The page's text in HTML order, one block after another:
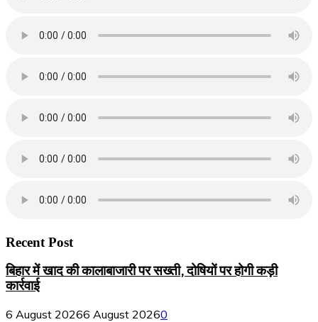
Recent Post
बिहार में खाद की कालाबाजारी पर सख्ती, दोषियों पर होगी कड़ी
कार्रवाई
6 August 20266 August 20260